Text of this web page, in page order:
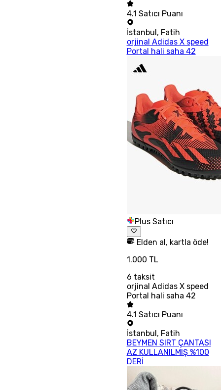
4.1 Satıcı Puanı
İstanbul, Fatih
orjinal Adidas X speed
Portal hali saha 42
Plus Satıcı
Elden al, kartla öde!
1.000 TL
6 taksit
orjinal Adidas X speed
Portal hali saha 42
4.1 Satıcı Puanı
İstanbul, Fatih
BEYMEN SIRT ÇANTASI
AZ KULLANILMIŞ %100
DERİ